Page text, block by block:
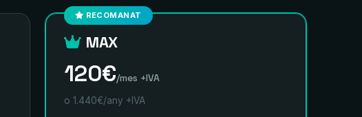
RECOMANAT
MAX
120€/mes +IVA
o 1.440€/any +IVA